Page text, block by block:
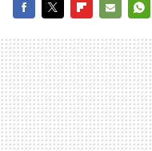
MAIL